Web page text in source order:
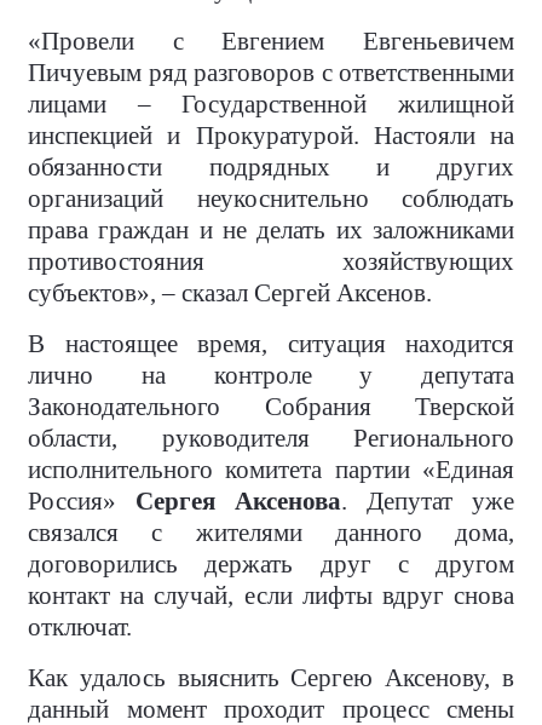
«Провели с Евгением Евгеньевичем
Пичуевым ряд разговоров с ответственными
лицами – Государственной жилищной
инспекцией и Прокуратурой. Настояли на
обязанности подрядных и других
организаций неукоснительно соблюдать
права граждан и не делать их заложниками
противостояния хозяйствующих
субъектов», – сказал Сергей Аксенов.
В настоящее время, ситуация находится
лично на контроле у депутата
Законодательного Собрания Тверской
области, руководителя Регионального
исполнительного комитета партии «Единая
Россия» Сергея Аксенова. Депутат уже
связался с жителями данного дома,
договорились держать друг с другом
контакт на случай, если лифты вдруг снова
отключат.
Как удалось выяснить Сергею Аксенову, в
данный момент проходит процесс смены